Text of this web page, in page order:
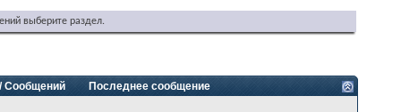
выберите раздел.
Сообщений
Последнее сообщение